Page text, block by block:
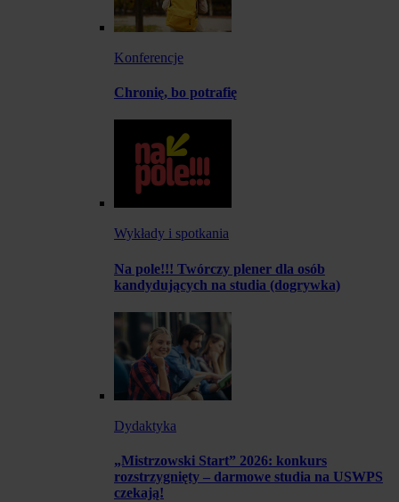
Konferencje
Chronię, bo potrafię
Wykłady i spotkania
Na pole!!! Twórczy plener dla osób
kandydujących na studia (dogrywka)
Dydaktyka
„Mistrzowski Start” 2026: konkurs
rozstrzygnięty – darmowe studia na USWPS
czekają!